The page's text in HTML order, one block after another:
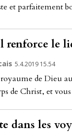
et par­fai­te­ment
renforce le
5.4.2019 15.54
de Dieu
de Christ, et
dans les